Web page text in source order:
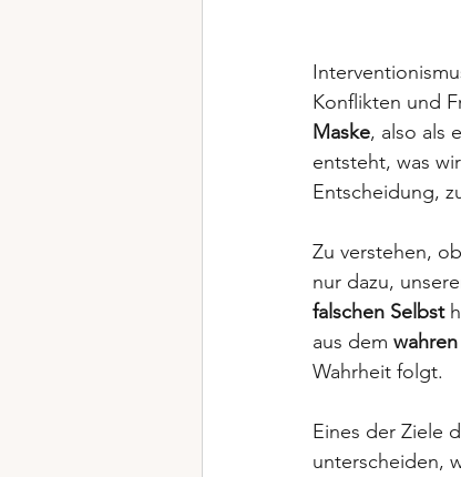
Konflikten und
Maske, also als
entsteht, was
Entscheidung,
Zu verstehen,
nur dazu,
falschen Selbst
aus dem
Wahrheit folgt.
Eines der Ziele
unterscheiden,